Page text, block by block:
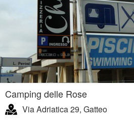
Camping delle Rose
Via Adriatica 29, Gatteo